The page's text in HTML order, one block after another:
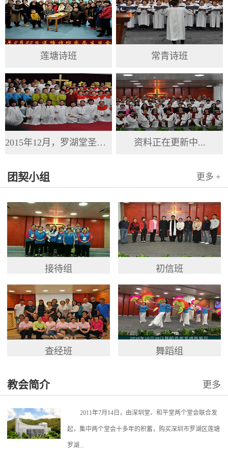
莲塘诗班 常青诗班
2015年12月，罗湖堂圣诞节 资料正在更新中...
团契小组 更多 +
接待组 初信班
查经班 舞蹈组
教会简介 更多
2011年7月14日，由深圳堂、和平堂两个堂会联合发
起，集中两个堂会十多年的积蓄，购买深圳市罗湖区莲塘
罗湖...